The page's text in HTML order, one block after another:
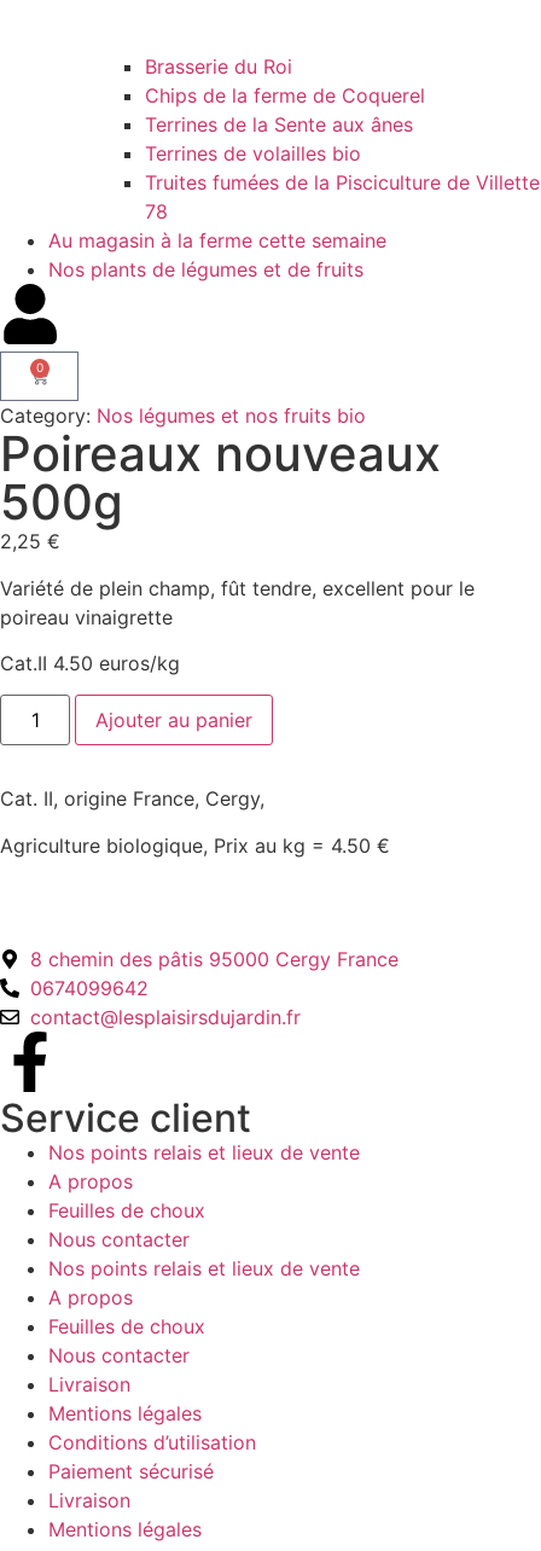
Brasserie du Roi
Chips de la ferme de Coquerel
Terrines de la Sente aux ânes
Terrines de volailles bio
Truites fumées de la Pisciculture de Villette
78
Au magasin à la ferme cette semaine
Nos plants de légumes et de fruits
0
Category: Nos légumes et nos fruits bio
Poireaux nouveaux
500g
2,25 €
Variété de plein champ, fût tendre, excellent pour le
poireau vinaigrette
Cat.II 4.50 euros/kg
Ajouter au panier
Cat. II, origine France, Cergy,
Agriculture biologique, Prix au kg = 4.50 €
8 chemin des pâtis 95000 Cergy France
0674099642
contact@lesplaisirsdujardin.fr
Service client
Nos points relais et lieux de vente
A propos
Feuilles de choux
Nous contacter
Nos points relais et lieux de vente
A propos
Feuilles de choux
Nous contacter
Livraison
Mentions légales
Conditions d’utilisation
Paiement sécurisé
Livraison
Mentions légales